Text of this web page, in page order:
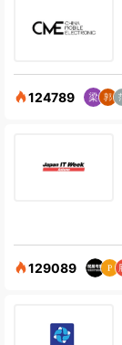
124789
129089